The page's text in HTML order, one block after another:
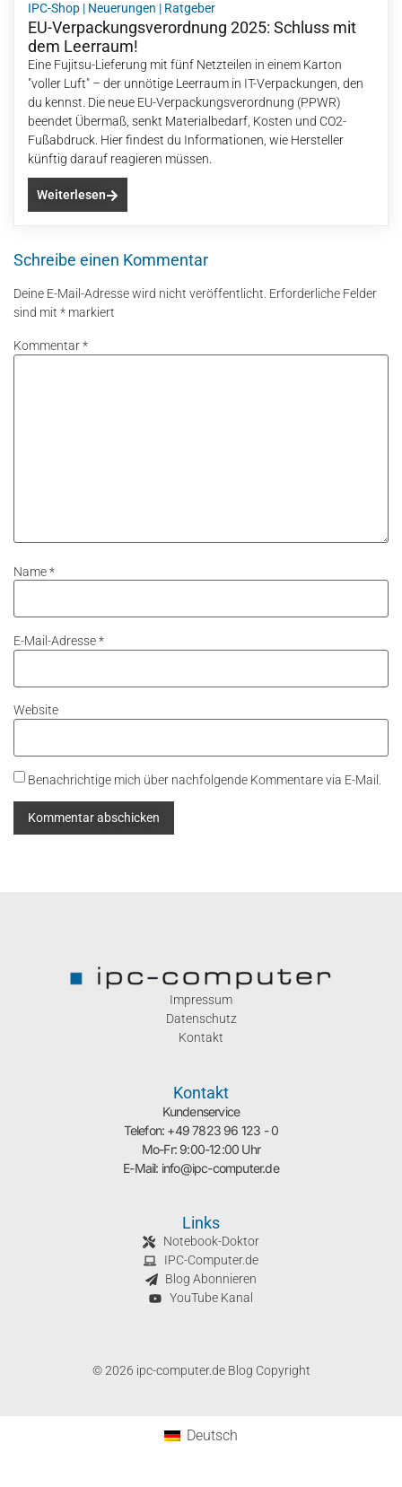
IPC-Shop | Neuerungen | Ratgeber
EU-Verpackungsverordnung 2025: Schluss mit
dem Leerraum!
Eine Fujitsu-Lieferung mit fünf Netzteilen in einem Karton
"voller Luft" – der unnötige Leerraum in IT-Verpackungen, den
du kennst. Die neue EU-Verpackungsverordnung (PPWR)
beendet Übermaß, senkt Materialbedarf, Kosten und CO2-
Fußabdruck. Hier findest du Informationen, wie Hersteller
künftig darauf reagieren müssen.
Weiterlesen
Schreibe einen Kommentar
Deine E-Mail-Adresse wird nicht veröffentlicht. Erforderliche Felder
sind mit * markiert
Kommentar*
Name*
E-Mail-Adresse*
Website
Benachrichtige mich über nachfolgende Kommentare via E-Mail.
Impressum
Datenschutz
Kontakt
Kontakt
Kundenservice
Telefon: +49 7823 96 123 - 0
Mo-Fr: 9:00-12:00 Uhr
E-Mail: info@ipc-computer.de
Links
Notebook-Doktor
IPC-Computer.de
Blog Abonnieren
YouTube Kanal
© 2026 ipc-computer.de Blog Copyright
Deutsch